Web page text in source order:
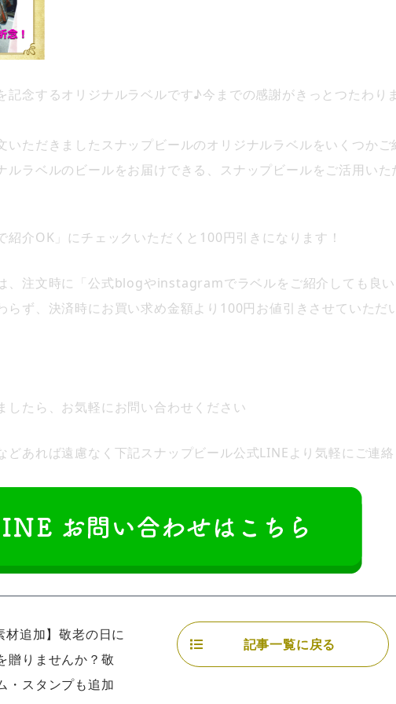
記念するオリジナルラベルです♪今までの感謝がきっとつたわり
いただきましたスナップビールのオリジナルラベルをいくつか
ルラベルのビールをお届けできる、スナップビールをご活用い
紹介OK」にチェックいただくと100円引きになります！
、注文時に「公式blogやinstagramでラベルをご紹介しても良
らず、決済時にお買い求め金額より100円お値引きさせていた
したら、お気軽にお問い合わせください
どあれば遠慮なく下記スナップビール公式LINEより気軽にご連絡
材追加】敬老の日に
贈りませんか？敬
・スタンプも追加
記事一覧に戻る